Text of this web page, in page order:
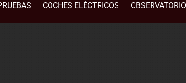
COCHES ELÉCTRICOS OBSERVATORIO